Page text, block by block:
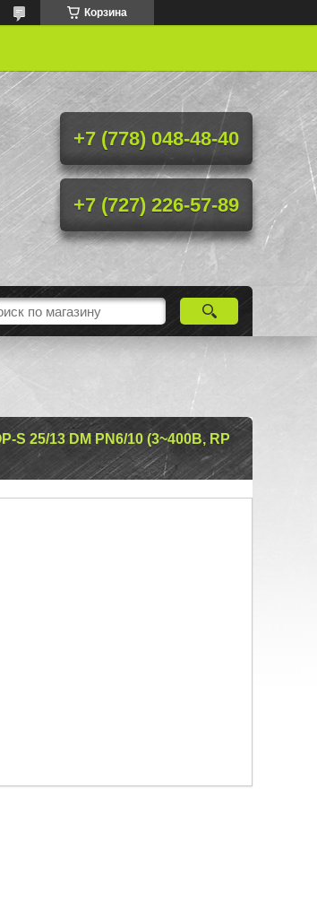
Корзина
+7 (778) 048-48-40
+7 (727) 226-57-89
25/13 DM PN6/10 (3~400В, RP